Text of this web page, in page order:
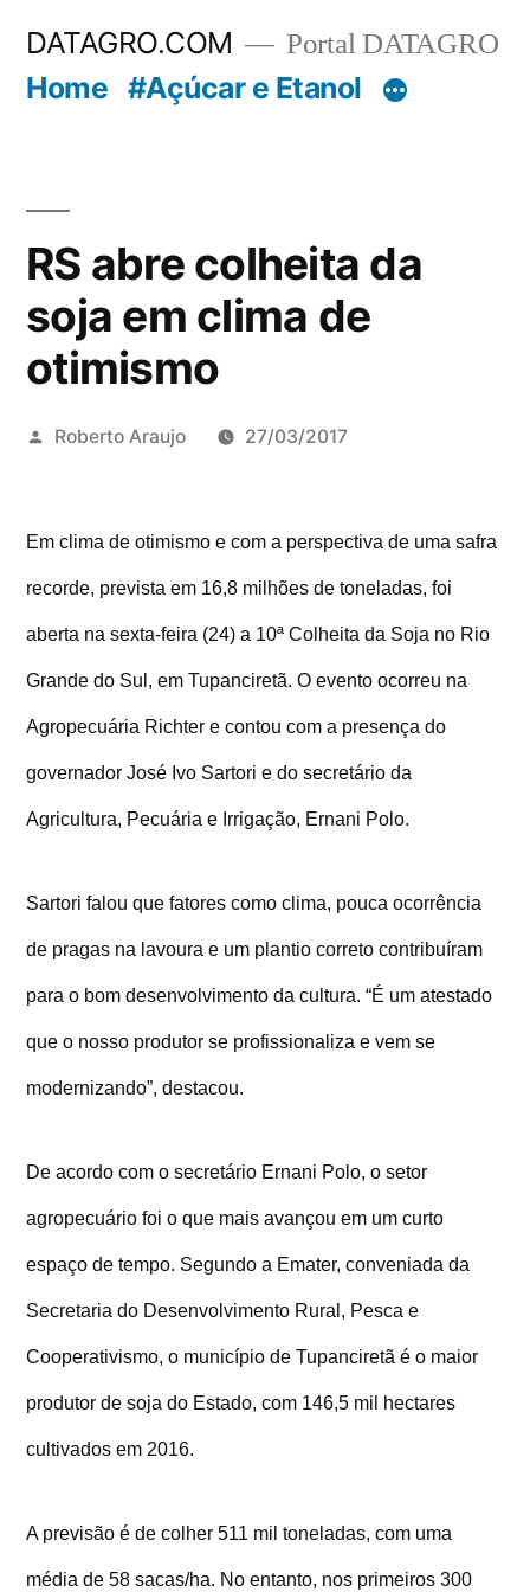
DATAGRO.COM Portal DATAGRO
Home #Açúcar e Etanol
RS abre colheita da
soja em clima de
otimismo
Publicado
Roberto Araujo 27/03/2017
Em clima de otimismo e com a perspectiva de uma safra
recorde, prevista em 16,8 milhões de toneladas, foi
aberta na sexta-feira (24) a 10ª Colheita da Soja no Rio
Grande do Sul, em Tupanciretã. O evento ocorreu na
Agropecuária Richter e contou com a presença do
governador José Ivo Sartori e do secretário da
Agricultura, Pecuária e Irrigação, Ernani Polo.
Sartori falou que fatores como clima, pouca ocorrência
de pragas na lavoura e um plantio correto contribuíram
para o bom desenvolvimento da cultura. “É um atestado
que o nosso produtor se profissionaliza e vem se
modernizando”, destacou.
De acordo com o secretário Ernani Polo, o setor
agropecuário foi o que mais avançou em um curto
espaço de tempo. Segundo a Emater, conveniada da
Secretaria do Desenvolvimento Rural, Pesca e
Cooperativismo, o município de Tupanciretã é o maior
produtor de soja do Estado, com 146,5 mil hectares
cultivados em 2016.
A previsão é de colher 511 mil toneladas, com uma
média de 58 sacas/ha. No entanto, nos primeiros 300